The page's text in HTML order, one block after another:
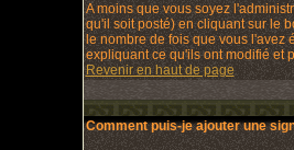
A moins que vous soyez
qu'il soit posté) en cliquant sur le
le nombre de fois que vous
expliquant ce qu'ils ont modifié et
Revenir en haut de page
Comment puis-je ajouter une